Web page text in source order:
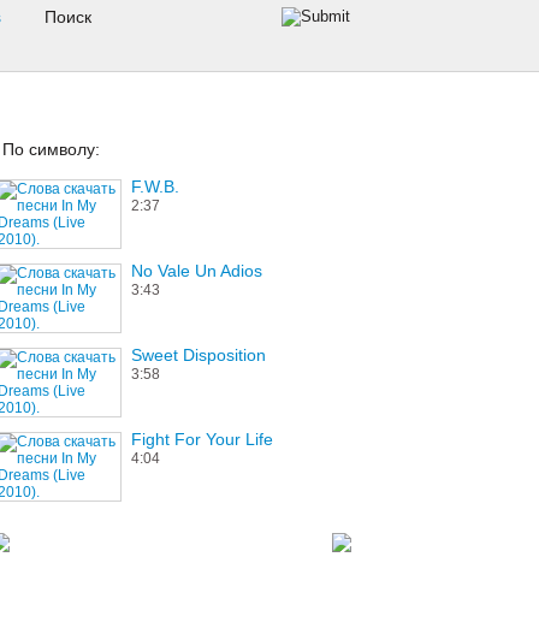
По символу:
F.W.B.
2:37
No Vale Un Adios
3:43
Sweet Disposition
3:58
Fight For Your Life
4:04
Introduction (Morning Sun)